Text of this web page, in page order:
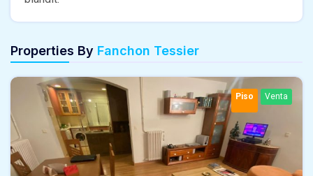
Properties By Fanchon Tessier
Piso Venta